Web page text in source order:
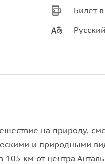
Билет
на природу,
и природными
105 км от центра Анталь